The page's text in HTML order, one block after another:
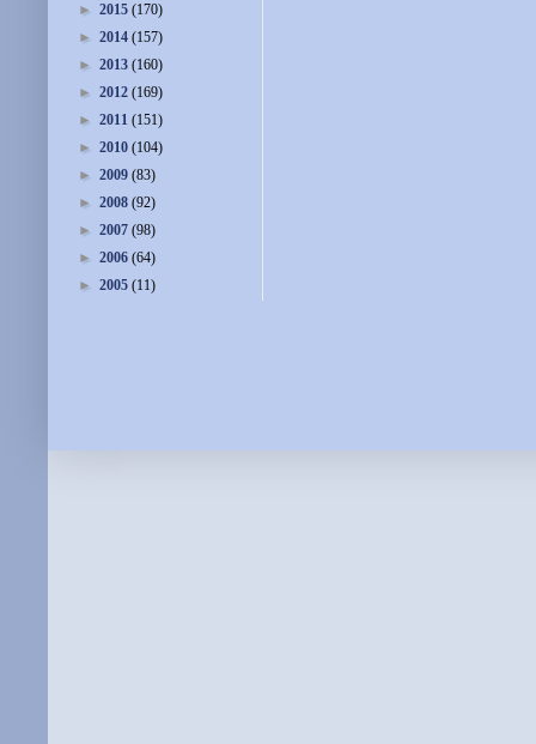
► 2015 (170)
► 2014 (157)
► 2013 (160)
► 2012 (169)
► 2011 (151)
► 2010 (104)
► 2009 (83)
► 2008 (92)
► 2007 (98)
► 2006 (64)
► 2005 (11)